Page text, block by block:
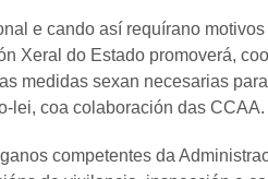
e cando así requírano
Xeral do Estado promoverá,
medidas sexan necesarias
lei, coa colaboración das CCAA.
competentes da